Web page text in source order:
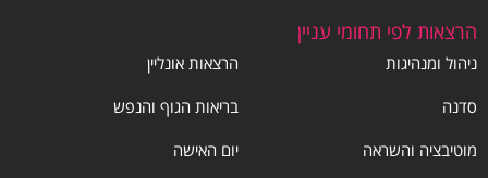
הרצאות לפי תחומי עניין
ניהול ומנהיגות
הרצאות אונליין
סדנה
בריאות הגוף והנפש
מוטיבציה והשראה
יום האישה